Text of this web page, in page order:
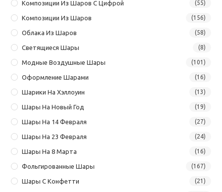
Композиции Из Шаров С Цифрой (55)
Композиции Из Шаров (156)
Облака Из Шаров (58)
Светящиеся Шары (8)
Модные Воздушные Шары (101)
Оформление Шарами (16)
Шарики На Хэллоуин (13)
Шары На Новый Год (19)
Шары На 14 Февраля (27)
Шары На 23 Февраля (24)
Шары На 8 Марта (16)
Фольгированные Шары (167)
Шары С Конфетти (21)